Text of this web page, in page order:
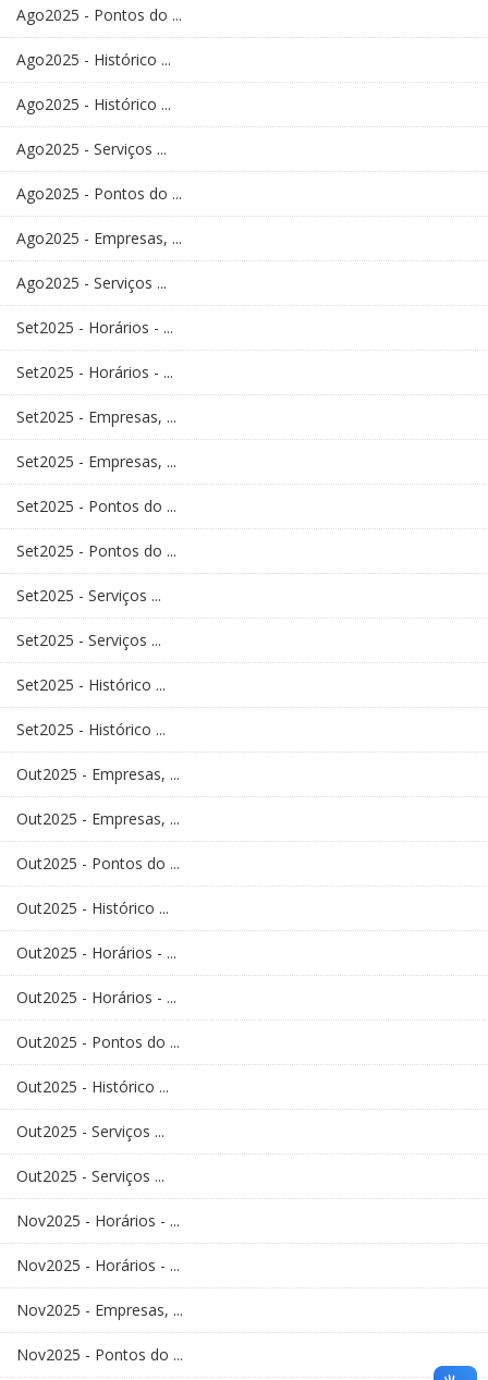
Ago2025 - Pontos do ...
Ago2025 - Histórico ...
Ago2025 - Histórico ...
Ago2025 - Serviços ...
Ago2025 - Pontos do ...
Ago2025 - Empresas, ...
Ago2025 - Serviços ...
Set2025 - Horários - ...
Set2025 - Horários - ...
Set2025 - Empresas, ...
Set2025 - Empresas, ...
Set2025 - Pontos do ...
Set2025 - Pontos do ...
Set2025 - Serviços ...
Set2025 - Serviços ...
Set2025 - Histórico ...
Set2025 - Histórico ...
Out2025 - Empresas, ...
Out2025 - Empresas, ...
Out2025 - Pontos do ...
Out2025 - Histórico ...
Out2025 - Horários - ...
Out2025 - Horários - ...
Out2025 - Pontos do ...
Out2025 - Histórico ...
Out2025 - Serviços ...
Out2025 - Serviços ...
Nov2025 - Horários - ...
Nov2025 - Horários - ...
Nov2025 - Empresas, ...
Nov2025 - Pontos do ...